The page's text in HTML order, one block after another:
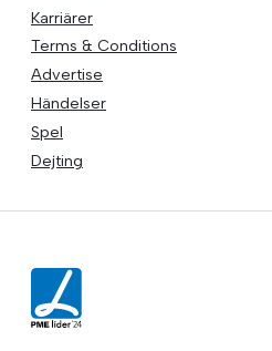
Karriärer
Terms & Conditions
Advertise
Händelser
Spel
Dejting